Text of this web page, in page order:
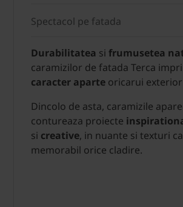
Spectacol pe fatada
Durabilitatea si frumusetea
caramizilor de fatada Terca
caracter aparte oricarui
Dincolo de asta, caramizile
contureaza proiecte
si creative, in nuante si texturi
memorabil orice cladire.